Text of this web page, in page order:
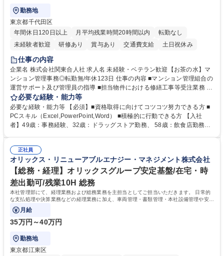
勤務地
東京都千代田区
年間休日120日以上
月平均残業時間20時間以内
転勤なし
未経験者歓迎
研修あり 賞与あり 交通費支給 土日祝休み
仕事の内容
企業名 株式会社関東合人社 求人名 未経験・ベテラン歓迎【お茶の水】マ
ンション管理事務◎転勤無/年休123日 仕事の内容 ■マンション管理組合の
運営サポート及び管理員の指導 ■担当物件における修繕工事等受注業務 ■
事務所内での事務業務等 ★異業界からの転職者が多数活躍しています
【年収補足】532万円 ＋別途インセンティヴで平均約100万円/年（昨年度
実績） ＋管理業務主任者資格手当50,000円/月 ★親会社である株式会社合
人社計画研究所社のグループ会社として、質の高いサービスと適性価格を
無/年休123日
必要な経験・能力等
必要な経験・能力等 【必須】■資格取得に向けてコツコツ努力できる方 ■
PCスキル（Excel,PowerPoint,Word） ■積極的に行動できる方 【入社
者】49歳：事務経験、32歳：ドラッグストア勤務、 58歳：飲食店勤務
得出来ております！ 【魅力】■フレックス制度、未経験からでも下限年収
を一律支給！ ■管理業務主任者資格取得後には50,000円/月の手当あり！
学歴・資格 学歴：大学院 大学 高専 短大 専修学校 高校 語学力： 資格：第
一種運転免許普通自動車
正社員
オリックス・リニューアブルエナジー・マネジメント株式会社
【総務・経理】オリックスグループ安定基盤/在宅・時
差出勤可/残業10H 総務
本社管理部にて、経理業務および総務業務を主担当としてご担当いただきます。 日常的
な支払処理や決算業務などの経理業務に加え、車両管理・書類管理・本社設備管理や安全
対策など幅広い総務業務もお任せします。
月給
35万円～40万円
勤務地
東京都江東区